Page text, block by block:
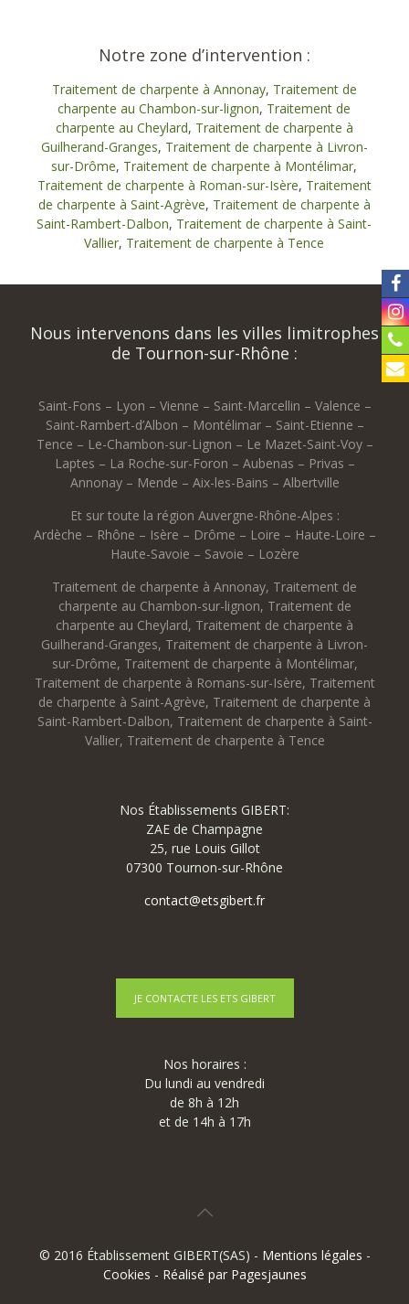
Notre zone d’intervention :
Traitement de charpente à Annonay, Traitement de
charpente au Chambon-sur-lignon, Traitement de
charpente au Cheylard, Traitement de charpente à
Guilherand-Granges, Traitement de charpente à Livron-
sur-Drôme, Traitement de charpente à Montélimar,
Traitement de charpente à Roman-sur-Isère, Traitement
de charpente à Saint-Agrève, Traitement de charpente à
Saint-Rambert-Dalbon, Traitement de charpente à Saint-
Vallier, Traitement de charpente à Tence
Nous intervenons dans les villes limitrophes
de Tournon-sur-Rhône :
Saint-Fons – Lyon – Vienne – Saint-Marcellin – Valence –
Saint-Rambert-d’Albon – Montélimar – Saint-Etienne –
Tence – Le-Chambon-sur-Lignon – Le Mazet-Saint-Voy –
Laptes – La Roche-sur-Foron – Aubenas – Privas –
Annonay – Mende – Aix-les-Bains – Albertville
Et sur toute la région Auvergne-Rhône-Alpes :
Ardèche – Rhône – Isère – Drôme – Loire – Haute-Loire –
Haute-Savoie – Savoie – Lozère
Traitement de charpente à Annonay, Traitement de
charpente au Chambon-sur-lignon, Traitement de
charpente au Cheylard, Traitement de charpente à
Guilherand-Granges, Traitement de charpente à Livron-
sur-Drôme, Traitement de charpente à Montélimar,
Traitement de charpente à Romans-sur-Isère, Traitement
de charpente à Saint-Agrève, Traitement de charpente à
Saint-Rambert-Dalbon, Traitement de charpente à Saint-
Vallier, Traitement de charpente à Tence
Nos Établissements GIBERT:
ZAE de Champagne
25, rue Louis Gillot
07300 Tournon-sur-Rhône
contact@etsgibert.fr
JE CONTACTE LES ETS GIBERT
Nos horaires :
Du lundi au vendredi
de 8h à 12h
et de 14h à 17h
© 2016 Établissement GIBERT(SAS) - Mentions légales -
Cookies - Réalisé par Pagesjaunes